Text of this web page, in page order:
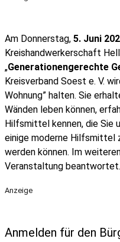
Am Donnerstag, 5. Juni
Kreishandwerkerschaft
„Generationengerechte
Kreisverband Soest e. V.
Wohnung” halten. Sie
Wänden leben können,
Hilfsmittel kennen, die Sie
einige moderne Hilfsmittel
werden können. Im
Veranstaltung beantwortet.
Anzeige
Anmelden für den